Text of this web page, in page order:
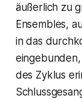
äußerlich zu
Ensembles,
in das
des Zyklus